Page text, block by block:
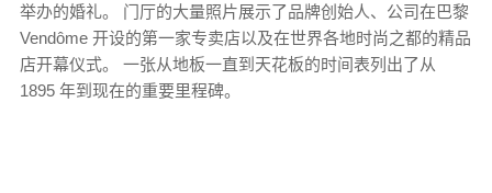
举办的婚礼。 门厅的大量照片展示了品牌创始人、公司在巴黎
Vendôme 开设的第一家专卖店以及在世界各地时尚之都的精品
店开幕仪式。 一张从地板一直到天花板的时间表列出了从
1895 年到现在的重要里程碑。